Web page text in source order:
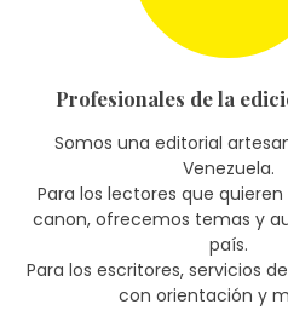
Profesionales de la
Somos una editorial
Venezuela.
Para los lectores que
canon, ofrecemos temas y
país.
Para los escritores, servicios
con orientación y